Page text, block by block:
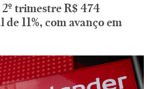
trimestre R$ 474
11%, com avanço em